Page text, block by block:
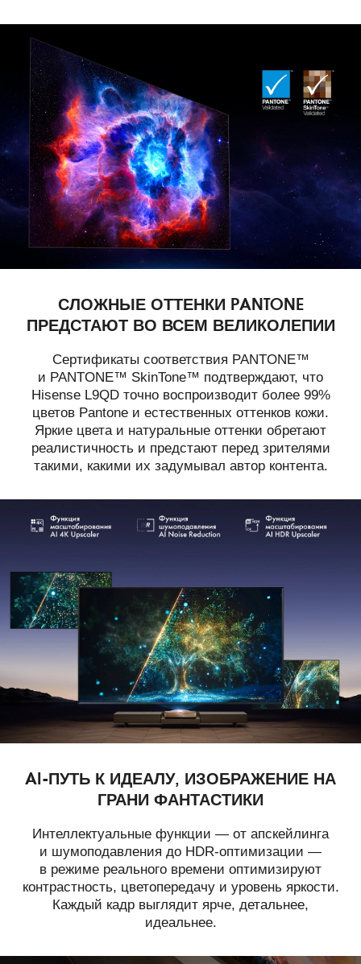
СЛОЖНЫЕ ОТТЕНКИ PANTONE
ПРЕДСТАЮТ ВО ВСЕМ ВЕЛИКОЛЕПИИ
Сертификаты соответствия PANTONE™
и PANTONE™ SkinTone™ подтверждают, что
Hisense L9QD точно воспроизводит более 99%
цветов Pantone и естественных оттенков кожи.
Яркие цвета и натуральные оттенки обретают
реалистичность и предстают перед зрителями
такими, какими их задумывал автор контента.
AI-ПУТЬ К ИДЕАЛУ, ИЗОБРАЖЕНИЕ НА
ГРАНИ ФАНТАСТИКИ
Интеллектуальные функции — от апскейлинга
и шумоподавления до HDR‑оптимизации —
в режиме реального времени оптимизируют
контрастность, цветопередачу и уровень яркости.
Каждый кадр выглядит ярче, детальнее,
идеальнее.